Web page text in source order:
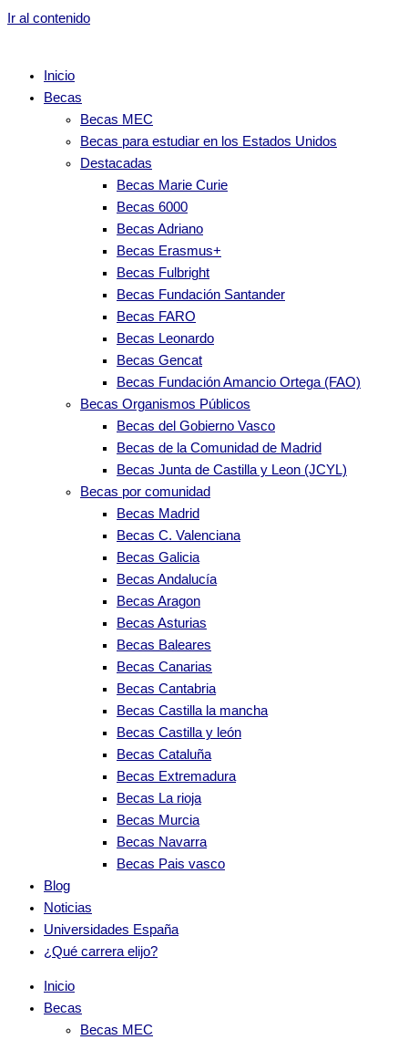
Ir al contenido
Inicio
Becas
Becas MEC
Becas para estudiar en los Estados Unidos
Destacadas
Becas Marie Curie
Becas 6000
Becas Adriano
Becas Erasmus+
Becas Fulbright
Becas Fundación Santander
Becas FARO
Becas Leonardo
Becas Gencat
Becas Fundación Amancio Ortega (FAO)
Becas Organismos Públicos
Becas del Gobierno Vasco
Becas de la Comunidad de Madrid
Becas Junta de Castilla y Leon (JCYL)
Becas por comunidad
Becas Madrid
Becas C. Valenciana
Becas Galicia
Becas Andalucía
Becas Aragon
Becas Asturias
Becas Baleares
Becas Canarias
Becas Cantabria
Becas Castilla la mancha
Becas Castilla y león
Becas Cataluña
Becas Extremadura
Becas La rioja
Becas Murcia
Becas Navarra
Becas Pais vasco
Blog
Noticias
Universidades España
¿Qué carrera elijo?
Inicio
Becas
Becas MEC